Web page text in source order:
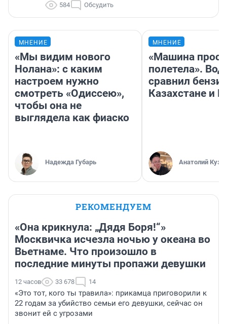
584 Обсудить
МНЕНИЕ
«Мы видим нового
Нолана»: с каким
настроем нужно
смотреть «Одиссею»,
чтобы она не
выглядела как фиаско
Надежда Губарь
МНЕНИЕ
«Машина
полетела».
сравнил
Казахстане и
Анатолий
РЕКОМЕНДУЕМ
«Она крикнула: „Дядя Боря!“»
Москвичка исчезла ночью у океана во
Вьетнаме. Что произошло в
последние минуты пропажи девушки
12 часов 33 678 14
«Это тот, кого ты травила»: прикамца приговорили к
22 годам за убийство семьи его девушки, сейчас он
звонит ей с угрозами